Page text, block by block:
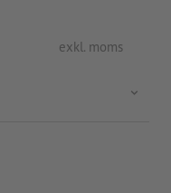
exkl. moms